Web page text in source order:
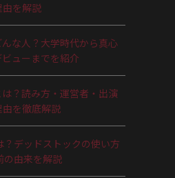
を解説
な人？大学時代から真心
ューまでを紹介
？読み方・運営者・出演
を徹底解説
デッドストックの使い方
の由来を解説